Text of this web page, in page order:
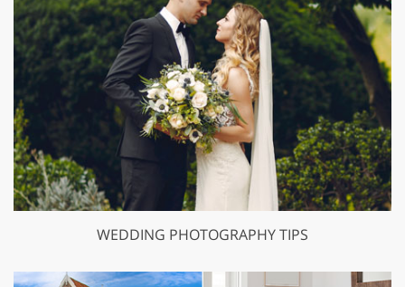
WEDDING PHOTOGRAPHY TIPS